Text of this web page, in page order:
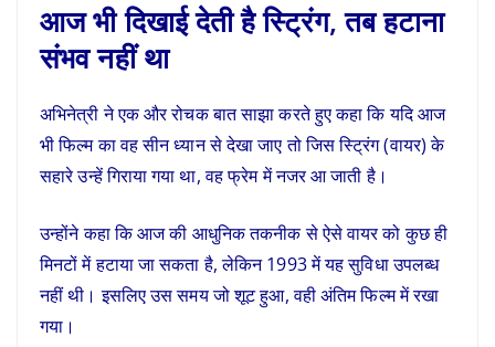
आज भी दिखाई देती है स्ट्रिंग, तब हटाना
संभव नहीं था
अभिनेत्री ने एक और रोचक बात साझा करते हुए कहा कि यदि आज
भी फिल्म का वह सीन ध्यान से देखा जाए तो जिस स्ट्रिंग (वायर) के
सहारे उन्हें गिराया गया था, वह फ्रेम में नजर आ जाती है।
उन्होंने कहा कि आज की आधुनिक तकनीक से ऐसे वायर को कुछ ही
मिनटों में हटाया जा सकता है, लेकिन 1993 में यह सुविधा उपलब्ध
नहीं थी। इसलिए उस समय जो शूट हुआ, वही अंतिम फिल्म में रखा
गया।